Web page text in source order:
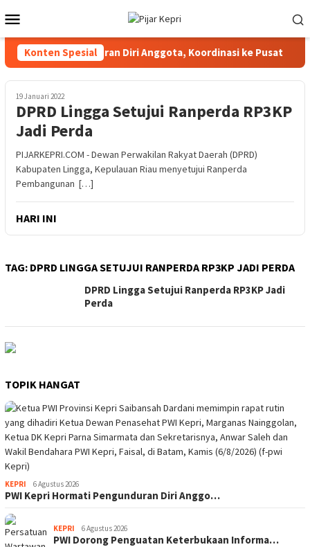
ke
kontenMobile
Konten Spesial
Hormati Pengunduran Diri Anggota, Koordinasi ke Pusat
19 Januari 2022
DPRD Lingga Setujui Ranperda RP3KP
Jadi Perda
PIJARKEPRI.COM - Dewan Perwakilan Rakyat Daerah (DPRD)
Kabupaten Lingga, Kepulauan Riau menyetujui Ranperda
Pembangunan […]
HARI INI
TAG: DPRD LINGGA SETUJUI RANPERDA RP3KP JADI PERDA
DPRD Lingga Setujui Ranperda RP3KP Jadi
Perda
TOPIK HANGAT
KEPRI 6 Agustus 2026
PWI Kepri Hormati Pengunduran Diri Anggo…
KEPRI 6 Agustus 2026
PWI Dorong Penguatan Keterbukaan Informa…